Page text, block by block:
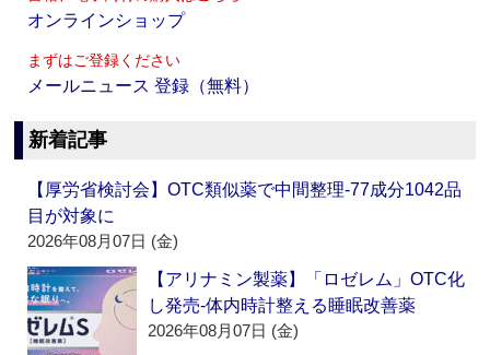
オンラインショップ
まずはご登録ください
メールニュース 登録（無料）
新着記事
【厚労省検討会】OTC類似薬で中間整理‐77成分1042品
目が対象に
2026年08月07日 (金)
【アリナミン製薬】「ロゼレム」OTC化
し発売‐体内時計整える睡眠改善薬
2026年08月07日 (金)